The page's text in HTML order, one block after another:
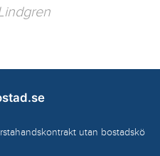
utan bostadskö